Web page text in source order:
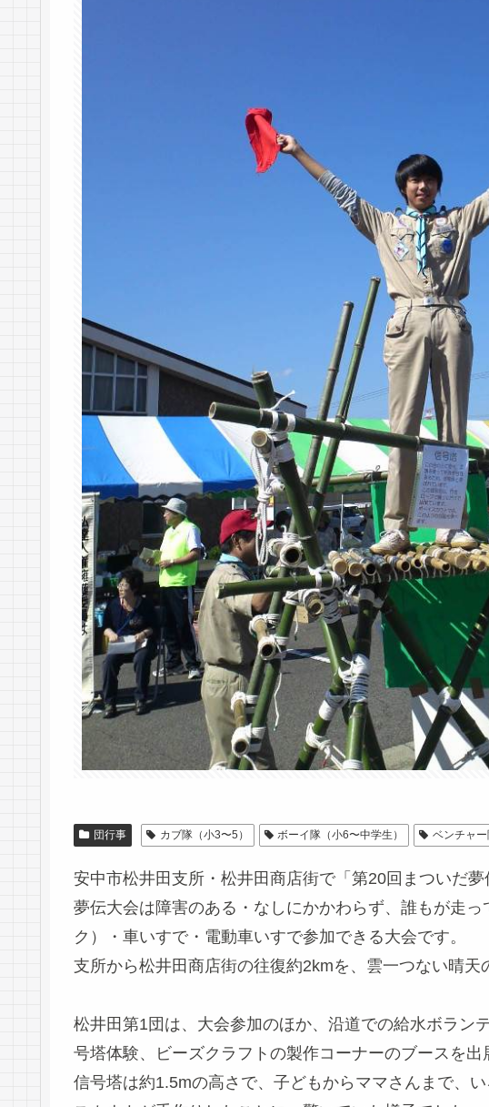
団行事 カブ隊（小3〜5） ボーイ隊（小6〜中学生） ベンチャー
安中市松井田支所・松井田商店街で「第20回まついだ夢
夢伝大会は障害のある・なしにかかわらず、誰もが走
ク）・車いすで・電動車いすで参加できる大会です。
支所から松井田商店街の往復約2kmを、雲一つない晴天
松井田第1団は、大会参加のほか、沿道での給水ボラン
号塔体験、ビーズクラフトの製作コーナーのブースを出
信号塔は約1.5mの高さで、子どもからママさんまで、